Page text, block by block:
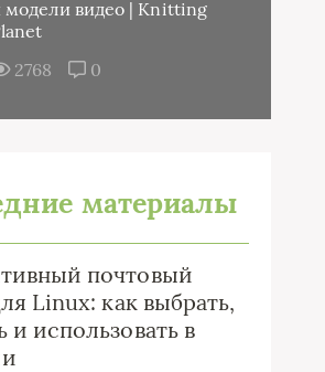
модели видео | Knitting
2768
0
материалы
почтовый
Linux: как выбрать,
и использовать в